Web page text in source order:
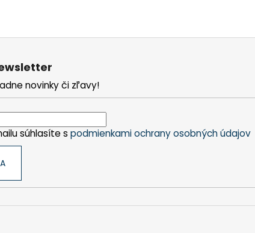
novinky či zľavy!
súhlasíte s podmienkami ochrany osobných údajov